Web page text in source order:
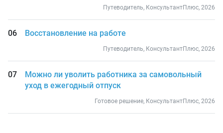
Путеводитель, КонсультантПлюс, 2026
Восстановление на работе
Путеводитель, КонсультантПлюс, 2026
Можно ли уволить работника за самовольный
уход в ежегодный отпуск
Готовое решение, КонсультантПлюс, 2026